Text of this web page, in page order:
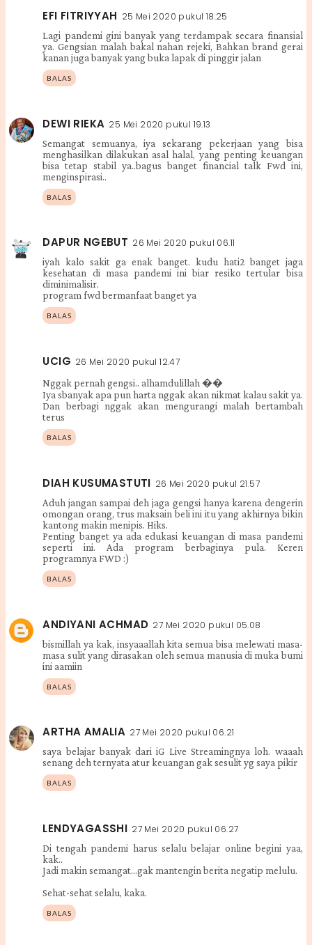
EFI FITRIYYAH 25 Mei 2020 pukul 18.25
Lagi pandemi gini banyak yang terdampak secara finansial
ya. Gengsian malah bakal nahan rejeki, Bahkan brand gerai
kanan juga banyak yang buka lapak di pinggir jalan
BALAS
DEWI RIEKA 25 Mei 2020 pukul 19.13
Semangat semuanya, iya sekarang pekerjaan yang bisa
menghasilkan dilakukan asal halal, yang penting keuangan
bisa tetap stabil ya..bagus banget financial talk Fwd ini,
menginspirasi..
BALAS
DAPUR NGEBUT 26 Mei 2020 pukul 06.11
iyah kalo sakit ga enak banget. kudu hati2 banget jaga
kesehatan di masa pandemi ini biar resiko tertular bisa
diminimalisir.
program fwd bermanfaat banget ya
BALAS
UCIG 26 Mei 2020 pukul 12.47
Nggak pernah gengsi.. alhamdulillah ��
Iya sbanyak apa pun harta nggak akan nikmat kalau sakit ya.
Dan berbagi nggak akan mengurangi malah bertambah
terus
BALAS
DIAH KUSUMASTUTI 26 Mei 2020 pukul 21.57
Aduh jangan sampai deh jaga gengsi hanya karena dengerin
omongan orang, trus maksain beli ini itu yang akhirnya bikin
kantong makin menipis. Hiks.
Penting banget ya ada edukasi keuangan di masa pandemi
seperti ini. Ada program berbaginya pula. Keren
programnya FWD :)
BALAS
ANDIYANI ACHMAD 27 Mei 2020 pukul 05.08
bismillah ya kak, insyaaallah kita semua bisa melewati masa-
masa sulit yang dirasakan oleh semua manusia di muka bumi
ini aamiin
BALAS
ARTHA AMALIA 27 Mei 2020 pukul 06.21
saya belajar banyak dari iG Live Streamingnya loh. waaah
senang deh ternyata atur keuangan gak sesulit yg saya pikir
BALAS
LENDYAGASSHI 27 Mei 2020 pukul 06.27
Di tengah pandemi harus selalu belajar online begini yaa,
kak..
Jadi makin semangat...gak mantengin berita negatip melulu.
Sehat-sehat selalu, kaka.
BALAS